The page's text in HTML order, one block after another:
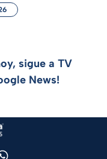
sigue a TV
News!